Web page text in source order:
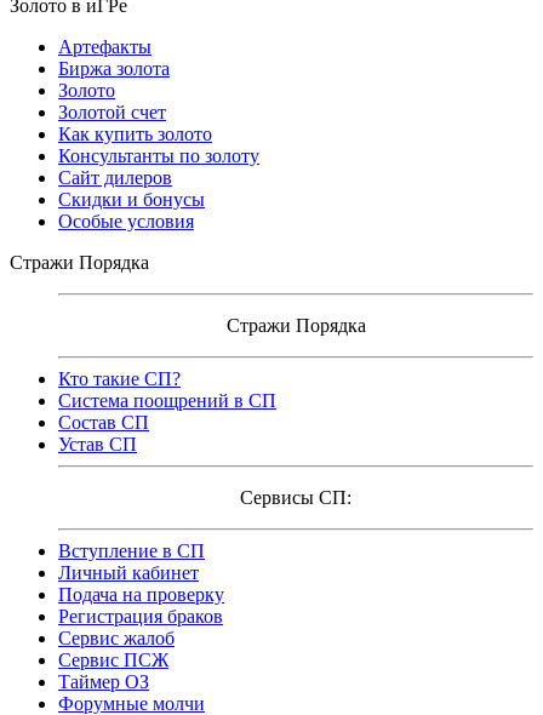
Золото в иГРе
Артефакты
Биржа золота
Золото
Золотой счет
Как купить золото
Консультанты по золоту
Сайт дилеров
Скидки и бонусы
Особые условия
Стражи Порядка
Стражи Порядка
Кто такие СП?
Система поощрений в СП
Состав СП
Устав СП
Сервисы СП:
Вступление в СП
Личный кабинет
Подача на проверку
Регистрация браков
Сервис жалоб
Сервис ПСЖ
Таймер ОЗ
Форумные молчи